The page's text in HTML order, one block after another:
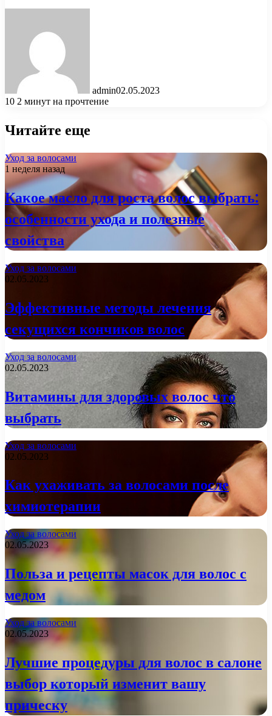
admin02.05.2023
10 2 минут на прочтение
Читайте еще
Уход за волосами
1 неделя назад
Какое масло для роста волос выбрать:
особенности ухода и полезные
свойства
Уход за волосами
02.05.2023
Эффективные методы лечения
секущихся кончиков волос
Уход за волосами
02.05.2023
Витамины для здоровых волос что
выбрать
Уход за волосами
02.05.2023
Как ухаживать за волосами после
химиотерапии
Уход за волосами
02.05.2023
Польза и рецепты масок для волос с
медом
Уход за волосами
02.05.2023
Лучшие процедуры для волос в салоне
выбор который изменит вашу
прическу